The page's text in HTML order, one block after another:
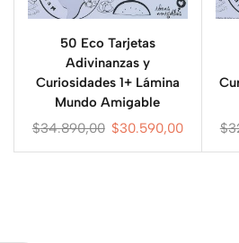
50 Eco Tarjetas
Adivinanzas y
Curiosidades 1+ Lámina
Mundo Amigable
$34.890,00 $30.590,00
$